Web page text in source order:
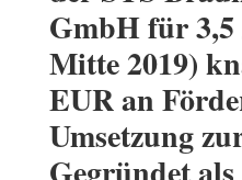
GmbH für 3,5
Mitte 2019)
EUR an
Umsetzung